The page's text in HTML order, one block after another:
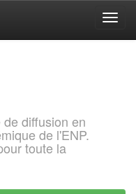
diffusion en
de l'ENP.
toute la